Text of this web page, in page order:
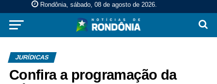
Rondônia, sábado, 08 de agosto de 2026.
JURÍDICAS
Confira a programação da